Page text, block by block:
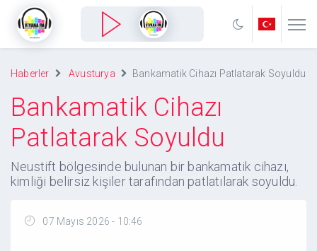
Haberler Avusturya Bankamatik Cihazı Patlatarak Soyuldu
Bankamatik Cihazı
Patlatarak Soyuldu
Neustift bölgesinde bulunan bir bankamatik cihazı,
kimliği belirsiz kişiler tarafından patlatılarak soyuldu.
07 Mayıs 2026 - 10:46